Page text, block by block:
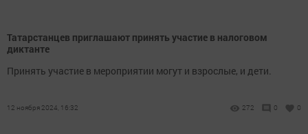
Татарстанцев приглашают принять участие в налоговом
диктанте
Принять участие в мероприятии могут и взрослые, и дети.
12 ноября 2024, 16:32 272 0 0